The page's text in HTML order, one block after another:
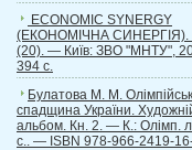
ECONOMIC SYNERGY
(ЕКОНОМІЧНА СИНЕРГІЯ).
(20). — Київ: ЗВО "МНТУ",
394 с.
Булатова М. М.
спадщина України.
альбом. Кн. 2. — К.: Олімп.
с.. — ISBN 978-966-2419-